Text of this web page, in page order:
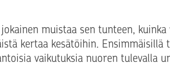
muistaa sen tunteen,
kertaa kesätöihin. Ensimmäisillä
vaikutuksia nuoren tulevalla